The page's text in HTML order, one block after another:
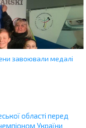
завоювали медалі
області перед
України